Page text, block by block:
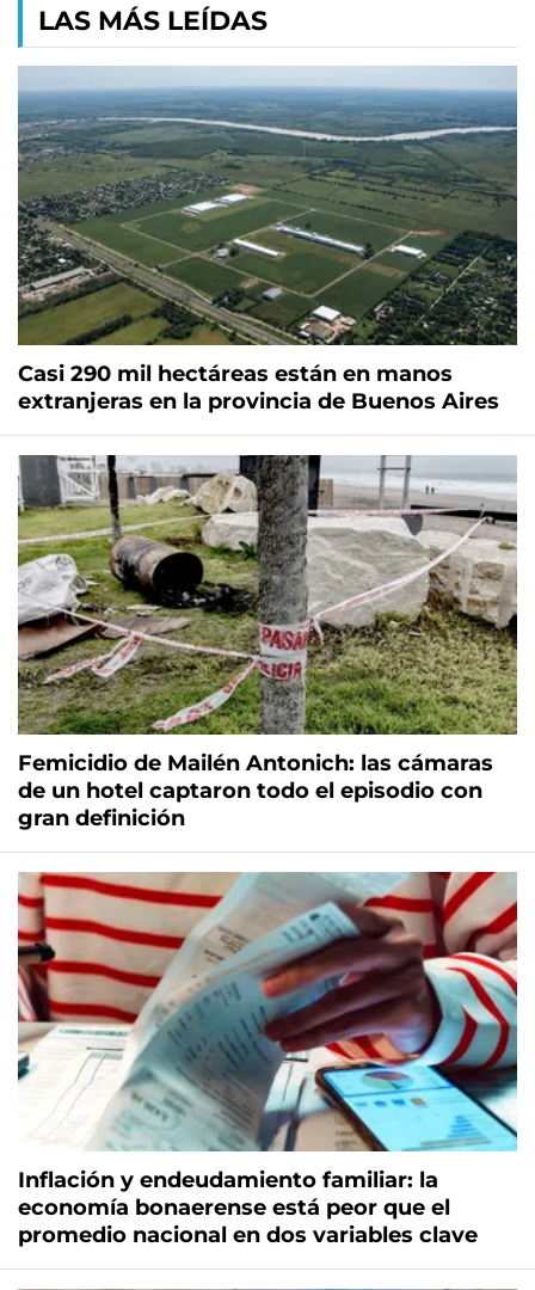
LAS MÁS LEÍDAS
Casi 290 mil hectáreas están en manos
extranjeras en la provincia de Buenos Aires
Femicidio de Mailén Antonich: las cámaras
de un hotel captaron todo el episodio con
gran definición
Inflación y endeudamiento familiar: la
economía bonaerense está peor que el
promedio nacional en dos variables clave